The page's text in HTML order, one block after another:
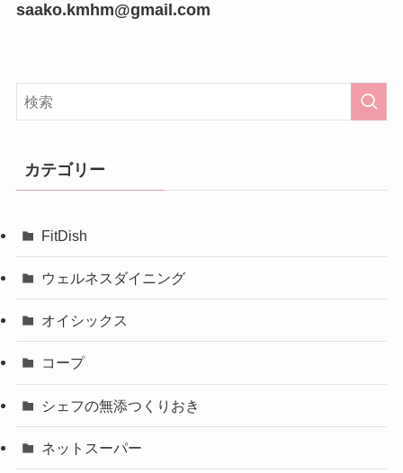
saako.kmhm@gmail.com
カテゴリー
FitDish
ウェルネスダイニング
オイシックス
コープ
シェフの無添つくりおき
ネットスーパー